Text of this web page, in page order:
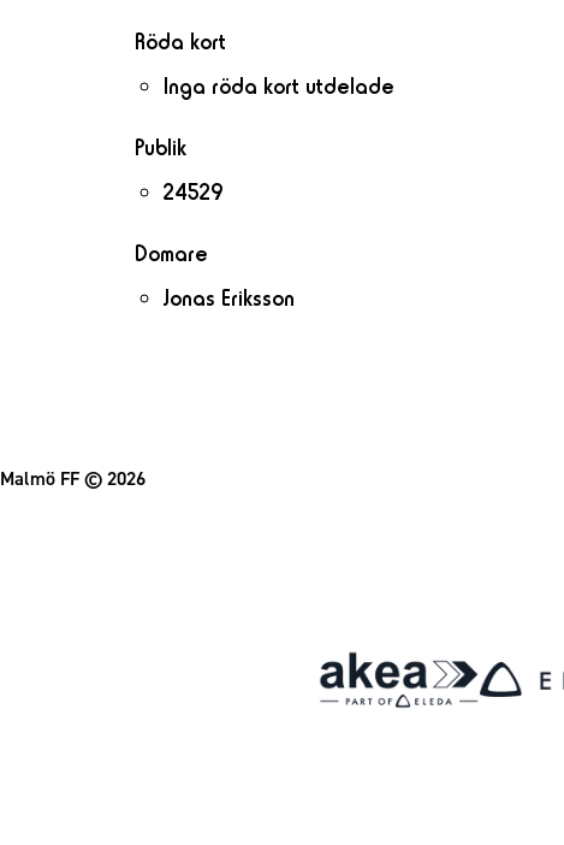
Röda kort
Inga röda kort utdelade
Publik
24529
Domare
Jonas Eriksson
Malmö FF© 2026